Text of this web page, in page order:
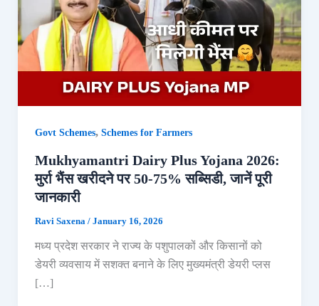
Govt Schemes, Schemes for Farmers
Mukhyamantri Dairy Plus Yojana 2026:
मुर्रा भैंस खरीदने पर 50-75% सब्सिडी, जानें पूरी
जानकारी
Ravi Saxena / January 16, 2026
मध्य प्रदेश सरकार ने राज्य के पशुपालकों और किसानों को
डेयरी व्यवसाय में सशक्त बनाने के लिए मुख्यमंत्री डेयरी प्लस
[…]